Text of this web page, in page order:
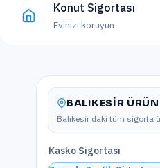
Konut Sigortası
Evinizi koruyun
BALIKESIR
Balıkesir’daki tüm sigorta
Kasko Sigortası